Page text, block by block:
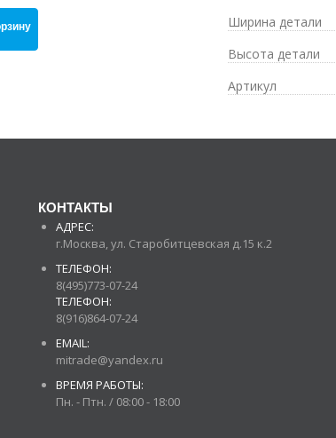
Ширина детали
Высота детали
Артикул
КОНТАКТЫ
АДРЕС:
г.Москва, ул. Старобитцевская д.15 к.2
ТЕЛЕФОН:
8(495)773-07-24
ТЕЛЕФОН:
8(916)864-07-24
EMAIL:
mitrade@yandex.ru
ВРЕМЯ РАБОТЫ:
Пн. - Птн. / 08:00 - 18:00